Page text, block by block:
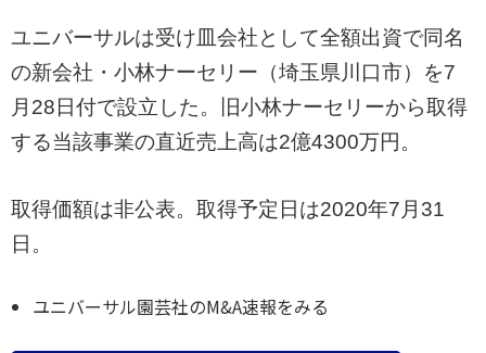
ユニバーサルは受け皿会社として全額出資で同名
の新会社・小林ナーセリー（埼玉県川口市）を7
月28日付で設立した。旧小林ナーセリーから取得
する当該事業の直近売上高は2億4300万円。
取得価額は非公表。取得予定日は2020年7月31
日。
ユニバーサル園芸社のM&A速報をみる